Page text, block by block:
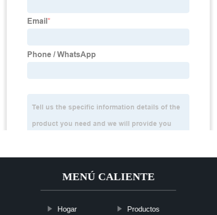
MENÚ CALIENTE
Hogar Productos